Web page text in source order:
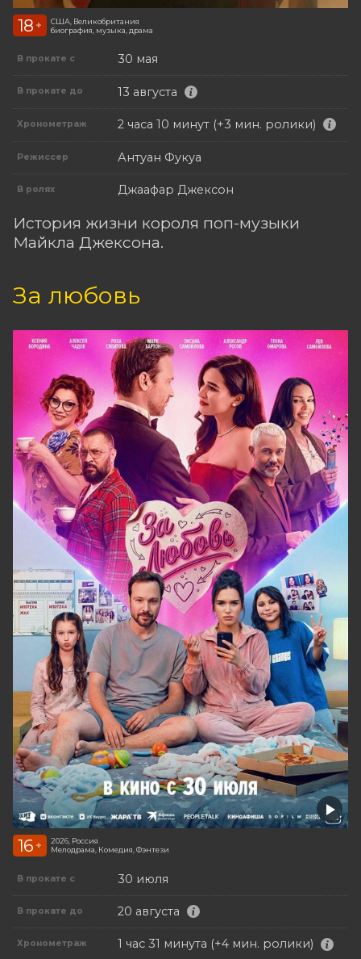
18 +
США, Великобритания
биография, музыка, драма
В прокате с 30 мая
В прокате до 13 августа
Хронометраж 2 часа 10 минут (+3 мин. ролики)
Режиссер Антуан Фукуа
В ролях Джаафар Джексон
История жизни короля поп-музыки
Майкла Джексона.
За любовь
16 +
2026, Россия
Мелодрама, Комедия, Фэнтези
В прокате с 30 июля
В прокате до 20 августа
Хронометраж 1 час 31 минута (+4 мин. ролики)